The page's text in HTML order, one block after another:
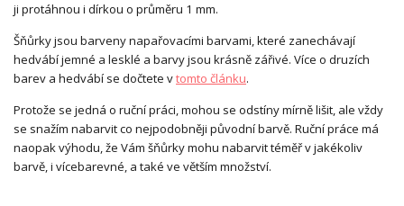
ji protáhnou i dírkou o průměru 1 mm.
Šňůrky jsou barveny napařovacími barvami, které zanechávají
hedvábí jemné a lesklé a barvy jsou krásně zářivé. Více o druzích
barev a hedvábí se dočtete vtomto článku.
Protože se jedná o ruční práci, mohou se odstíny mírně lišit, ale vždy
se snažím nabarvit co nejpodobněji původní barvě. Ruční práce má
naopak výhodu, že Vám šňůrky mohu nabarvit téměř v jakékoliv
barvě, i vícebarevné, a také ve větším množství.